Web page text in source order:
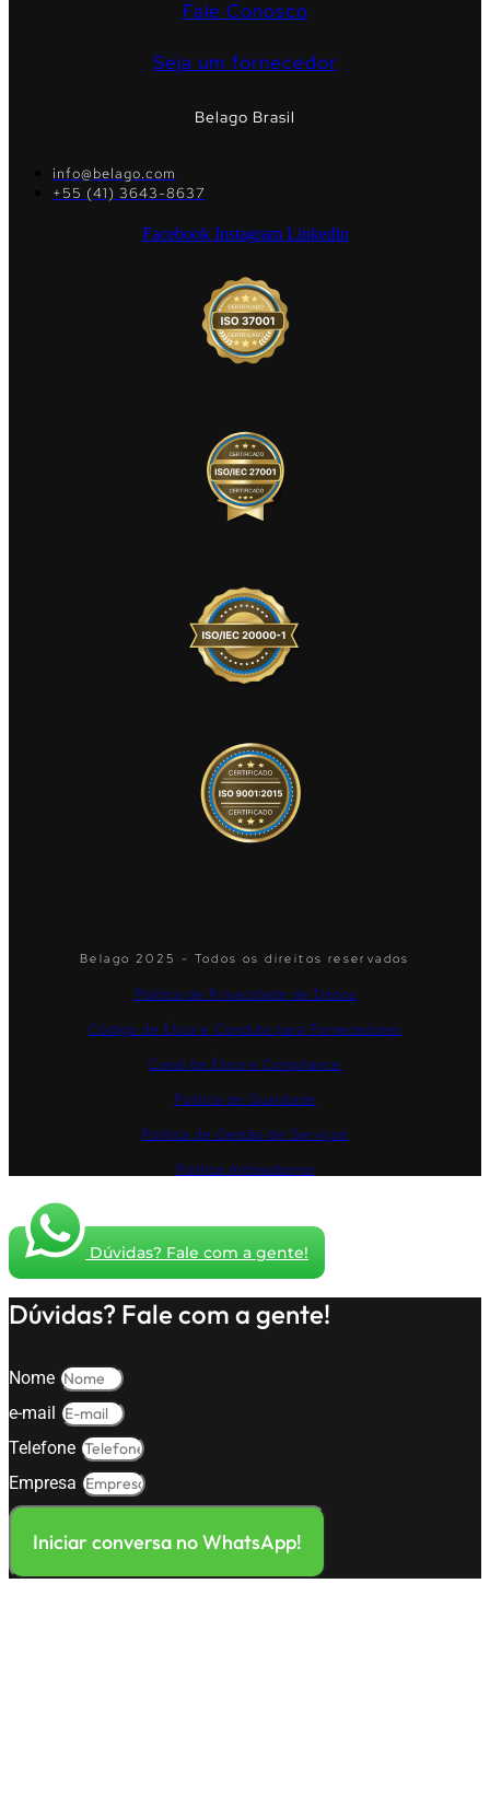
Fale Conosco
Seja um fornecedor
Belago Brasil
info@belago.com
+55 (41) 3643-8637
Facebook Instagram Linkedin
Belago 2025 - Todos os direitos reservados
Política de Privacidade de Dados
Código de Ética e Conduta para Fornecedores
Canal de Ética e Compliance
Política de Qualidade
Política de Gestão de Serviços
Política Antissuborno
Dúvidas? Fale com a gente!
Dúvidas? Fale com a gente!
Nome
e-mail
Telefone
Empresa
Iniciar conversa no WhatsApp!